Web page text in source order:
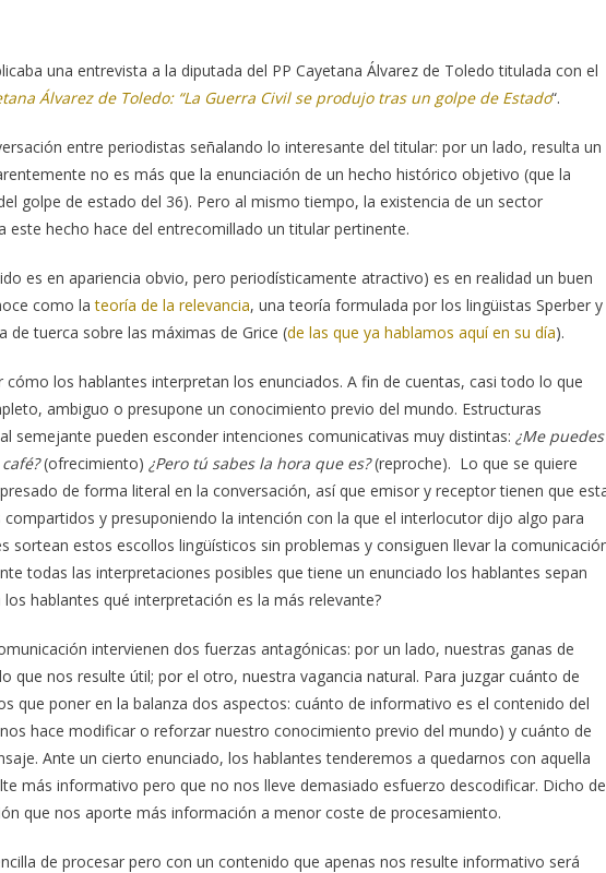
una entrevista a la diputada del PP Cayetana Álvarez de Toledo titulada con el
Álvarez de Toledo: “La Guerra Civil se produjo tras un golpe de Estado“.
entre periodistas señalando lo interesante del titular: por un lado, resulta un
no es más que la enunciación de un hecho histórico objetivo (que la
golpe de estado del 36). Pero al mismo tiempo, la existencia de un sector
este hecho hace del entrecomillado un titular pertinente.
es en apariencia obvio, pero periodísticamente atractivo) es en realidad un buen
como lateoría de la relevancia, una teoría formulada por los lingüistas Sperber y
de tuerca sobre las máximas de Grice (de las que ya hablamos aquí en su día).
cómo los hablantes interpretan los enunciados. A fin de cuentas, casi todo lo que
ambiguo o presupone un conocimiento previo del mundo. Estructuras
semejante pueden esconder intenciones comunicativas muy distintas: ¿Me puedes
(ofrecimiento) ¿Pero tú sabes la hora que es?(reproche). Lo que se quiere
de forma literal en la conversación, así que emisor y receptor tienen que
y presuponiendo la intención con la que el interlocutor dijo algo para
sortean estos escollos lingüísticos sin problemas y consiguen llevar la
todas las interpretaciones posibles que tiene un enunciado los hablantes sepan
hablantes qué interpretación es la más relevante?
intervienen dos fuerzas antagónicas: por un lado, nuestras ganas de
que nos resulte útil; por el otro, nuestra vagancia natural. Para juzgar cuánto de
que poner en la balanza dos aspectos: cuánto de informativo es el contenido del
hace modificar o reforzar nuestro conocimiento previo del mundo) y cuánto de
Ante un cierto enunciado, los hablantes tenderemos a quedarnos con aquella
más informativo pero que no nos lleve demasiado esfuerzo descodificar. Dicho de
que nos aporte más información a menor coste de procesamiento.
de procesar pero con un contenido que apenas nos resulte informativo será